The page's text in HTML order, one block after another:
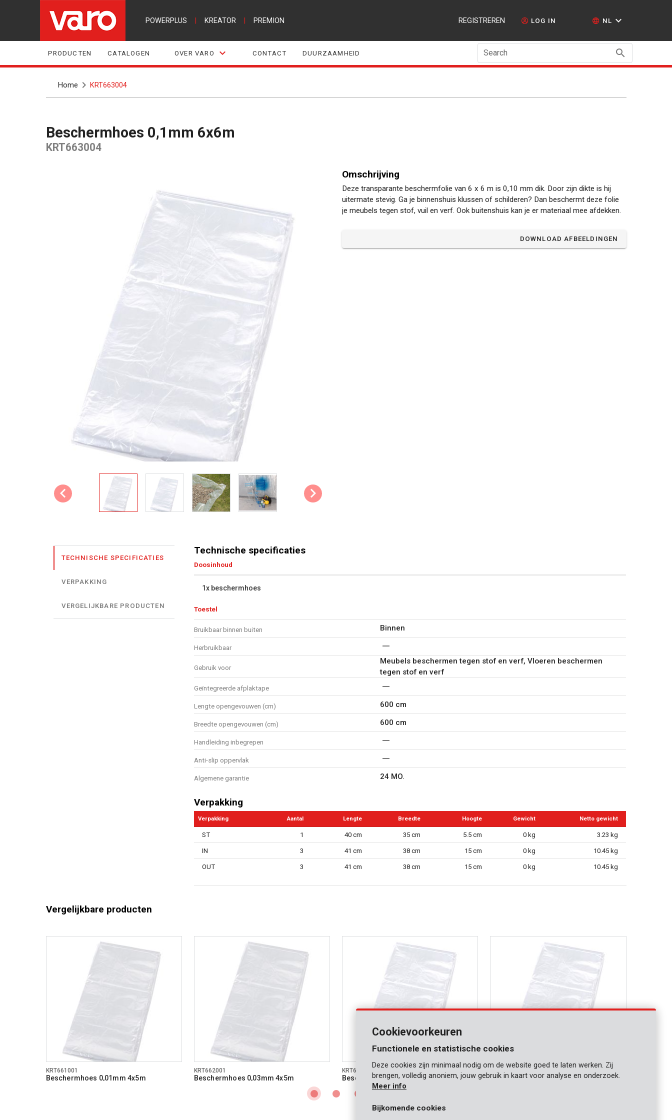
POWERPLUS KREATOR PREMION REGISTREREN LOG IN NL
PRODUCTEN CATALOGEN OVER VARO CONTACT DUURZAAMHEID Search
Home KRT663004
Beschermhoes 0,1mm 6x6m
KRT663004
Omschrijving
Deze transparante beschermfolie van 6 x 6 m is 0,10 mm dik. Door zijn dikte is hij
uitermate stevig. Ga je binnenshuis klussen of schilderen? Dan beschermt deze folie
je meubels tegen stof, vuil en verf. Ook buitenshuis kan je er materiaal mee afdekken.
DOWNLOAD AFBEELDINGEN
TECHNISCHE SPECIFICATIES
VERPAKKING
VERGELIJKBARE PRODUCTEN
Technische specificaties
Doosinhoud
1x beschermhoes
Toestel
Bruikbaar binnen buiten Binnen
Herbruikbaar
Gebruik voor
Meubels beschermen tegen stof en verf, Vloeren beschermen
tegen stof en verf
Geïntegreerde afplaktape
Lengte opengevouwen (cm) 600 cm
Breedte opengevouwen (cm) 600 cm
Handleiding inbegrepen
Anti-slip oppervlak
Algemene garantie 24 MO.
Verpakking
Verpakking Aantal Lengte Breedte Hoogte Gewicht Netto gewicht
ST 1 40 cm 35 cm 5.5 cm 0 kg 3.23 kg
IN 3 41 cm 38 cm 15 cm 0 kg 10.45 kg
OUT 3 41 cm 38 cm 15 cm 0 kg 10.45 kg
Vergelijkbare producten
KRT661001
Beschermhoes 0,01mm 4x5m
KRT662001
Beschermhoes 0,03mm 4x5m
KRT663001
Beschermhoes 0,1mm 2x6m Beschermhoes 0,1mm 3x6m
Cookievoorkeuren
Functionele en statistische cookies
Deze cookies zijn minimaal nodig om de website goed te laten werken. Zij
brengen, volledig anoniem, jouw gebruik in kaart voor analyse en onderzoek.
Meer info
Bijkomende cookies